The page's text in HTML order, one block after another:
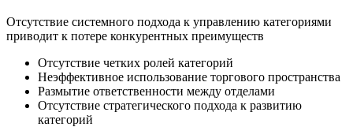
Отсутствие системного подхода к управлению категориями
приводит к потере конкурентных преимуществ
Отсутствие четких ролей категорий
Неэффективное использование торгового пространства
Размытие ответственности между отделами
Отсутствие стратегического подхода к развитию
категорий